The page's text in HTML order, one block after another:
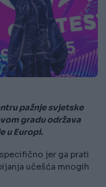
pažnje svjetske
gradu održava
u Europi.
jer ga prati
učešća mnogih